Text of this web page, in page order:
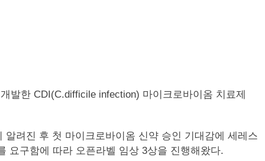
발한 CDI(C.difficile infection) 마이크로바이옴 치료제
려진 후 첫 마이크로바이옴 신약 승인 기대감에 세레스
요구함에 따라 오픈라벨 임상 3상을 진행해왔다.